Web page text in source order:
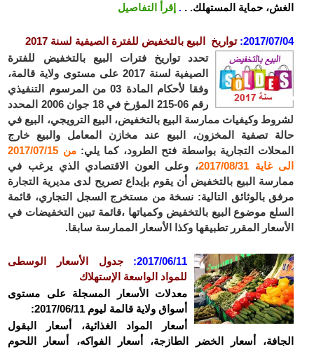
الغش، حماية المستهلك. . . إقرأ التفاصيل
2017/07/04: تواريخ البيع بالتخفيض للفترة الصيفية لسنة 2017
تحدد تواريخ فترات البيع بالتخفيض للفترة
الصيفية لسنة 2017 على مستوى ولاية قالمة،
وفقا لأحكام المادة 03 من المرسوم التنفيذي
رقم 06-215 المؤرخ في 18 جوان 2006 المحدد
لشروط وكيفيات ممارسة البيع بالتخفيض، البيع الترويجي، البيع في
حالة تصفية المخزون، البيع عند مخازن المعامل والبيع خارج
المحلات التجارية بواسطة فتح الطرود، كما يلي:
من 2017/07/15
الى غاية 2017/08/31
، وعلى العون الاقتصادي الذي يرغب في
ممارسة البيع بالتخفيض أن يقوم بإيداع تصريح لدى مديرية التجارة
مرفق بالوثائق التالية: نسخة من مستخرج السجل التجاري، قائمة
السلع موضوع البيع بالتخفيض وكمياتها ،قائمة تبين التخفيضات في
الأسعار المقرر تطبيقها وكذا الأسعار الممارسة سابقا.
2017/06/11:
جدول الأسعار الوسطى
للمواد الواسعة الإستهلاك
معدلات الأسعار المسجلة على مستوى
أسواق ولاية قالمة ليوم 2017/06/11:
أسعار المواد الغذائية، أسعار البقول
الجافة، أسعار الخضر الطازجة، أسعار الفواكه، أسعار اللحوم